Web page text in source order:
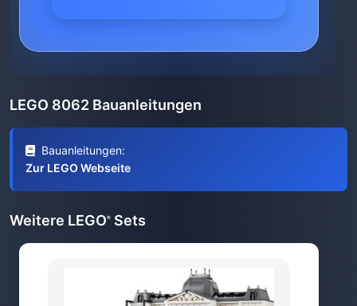
LEGO 8062 Bauanleitungen
Bauanleitungen:
Zur LEGO Webseite
Weitere LEGO® Sets